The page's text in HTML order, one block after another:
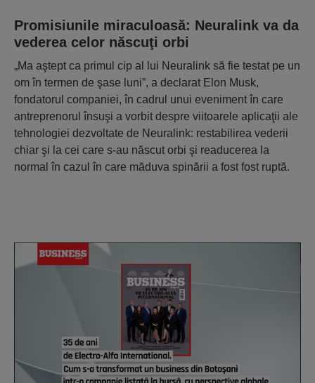
Promisiunile miraculoasă: Neuralink va da
vederea celor născuţi orbi
„Ma aştept ca primul cip al lui Neuralink să fie testat pe un
om în termen de şase luni”, a declarat Elon Musk,
fondatorul companiei, în cadrul unui eveniment în care
antreprenorul însuşi a vorbit despre viitoarele aplicaţii ale
tehnologiei dezvoltate de Neuralink: restabilirea vederii
chiar şi la cei care s-au născut orbi şi readucerea la
normal în cazul în care măduva spinării a fost fost ruptă.